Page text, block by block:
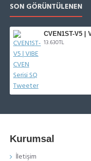
SON GÖRÜNTÜLENEN
13.630TL
Kurumsal
İletişim